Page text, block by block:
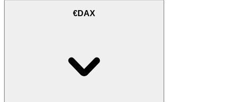
€DAX